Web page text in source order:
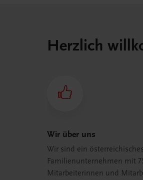
Herzlich
Wir über uns
Wir sind ein österreichisches
Familienunternehmen mit
Mitarbeiterinnen und